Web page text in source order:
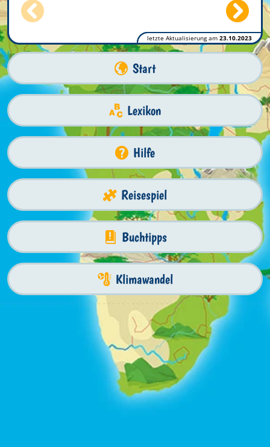
letzte Aktualisierung am 23.10.2023
Start
Lexikon
Hilfe
Reisespiel
Buchtipps
Klimawandel